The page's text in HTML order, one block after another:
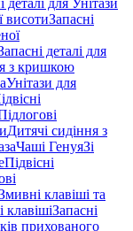
деталі для Унітази
висотиЗапасні
деталі для
з кришкою
Унітази для
Дитячі сидіння з
Чаші ГенуяЗі
Підвісні
клавіші та
клавішіЗапасні
прихованого